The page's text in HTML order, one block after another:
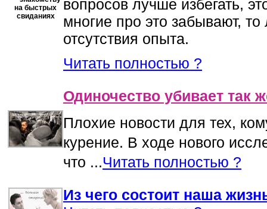
вопросов лучше избегать,
многие про это забывают,
отсутствия опыта.
Читать полностью ?
Одиночество убивает так
Плохие новости для тех,
курение. В ходе нового
что ...Читать полностью ?
Из чего состоит наша